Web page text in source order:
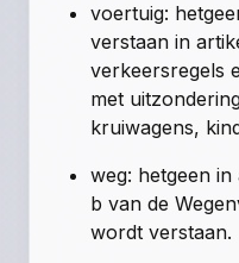
voertuig:
verstaan in
verkeersregels
met
kruiwagens,
weg: hetgeen
b van de
wordt verstaan.